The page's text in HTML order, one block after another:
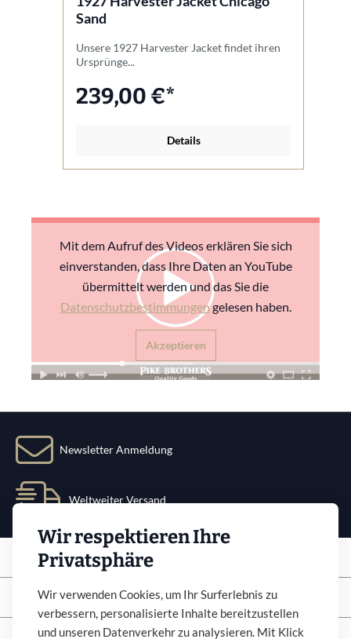
Sand
Unsere 1927 Harvester Jacket findet ihren
Ursprünge...
239,00 €*
Details
Mit dem Aufruf des Videos erklären Sie sich
einverstanden, dass Ihre Daten an YouTube
übermittelt werden und das Sie die
Datenschutzbestimmungengelesen haben.
Akzeptieren
Newsletter Anmeldung
Weltweiter Versand
Service
Info
Wir respektieren Ihre
Privatsphäre
Wir verwenden Cookies, um Ihr Surferlebnis zu
verbessern, personalisierte Inhalte bereitzustellen
und unseren Datenverkehr zu analysieren. Mit Klick